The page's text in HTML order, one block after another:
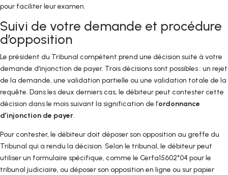
pour faciliter leur examen.
Suivi de votre demande et procédure
d’opposition
Le président du Tribunal compétent prend une décision suite à votre
demande d’injonction de payer. Trois décisions sont possibles : un rejet
de la demande, une validation partielle ou une validation totale de la
requête. Dans les deux derniers cas, le débiteur peut contester cette
décision dans le mois suivant la signification de l’ordonnance
d’injonction de payer.
Pour contester, le débiteur doit déposer son opposition au greffe du
Tribunal qui a rendu la décision. Selon le tribunal, le débiteur peut
utiliser un formulaire spécifique, comme le Cerfa15602*04 pour le
tribunal judiciaire, ou déposer son opposition en ligne ou sur papier